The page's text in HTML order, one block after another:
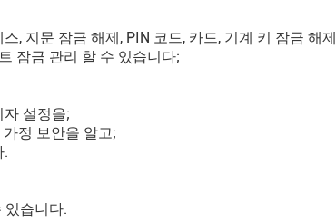
, 지문 잠금 해제, PIN 코드, 카드, 기계 키 잠금 해제
잠금 관리 할 수 있습니다;
설정을;
정 보안을 알고;
.
있습니다.